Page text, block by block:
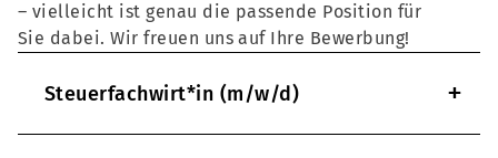
– vielleicht ist genau die passende Position für
Sie dabei. Wir freuen uns auf Ihre Bewerbung!
Steuerfachwirt*in (m/w/d) +